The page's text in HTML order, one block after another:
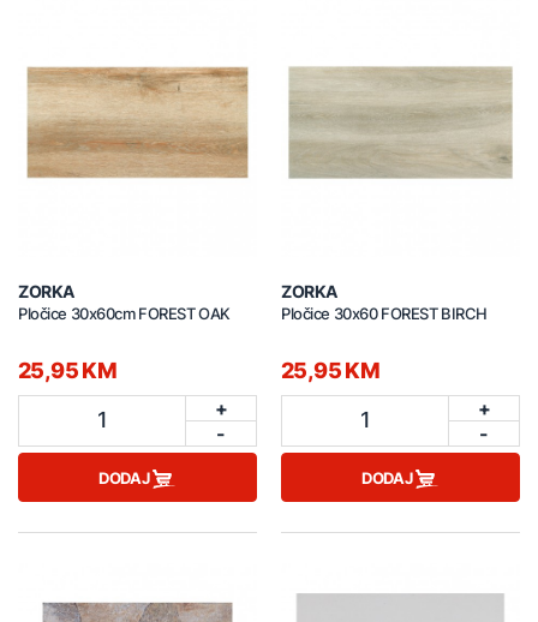
ZORKA
Pločice 30x60cm FOREST OAK
25,95 KM
1
+
-
DODAJ
ZORKA
Pločice 30x60 FOREST BIRCH
25,95 KM
1
+
-
DODAJ